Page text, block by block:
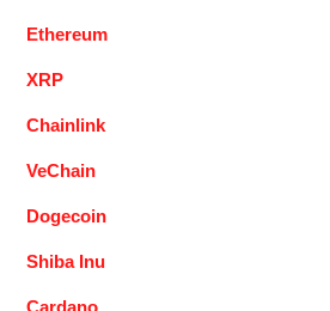
Ethereum
XRP
Chainlink
VeChain
Dogecoin
Shiba Inu